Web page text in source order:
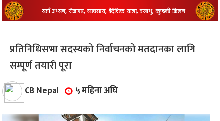
प्रतिनिधिसभा सदस्यको निर्वाचनको मतदानका लागि
सम्पूर्ण तयारी पूरा
CB Nepal ५ महिना अघि